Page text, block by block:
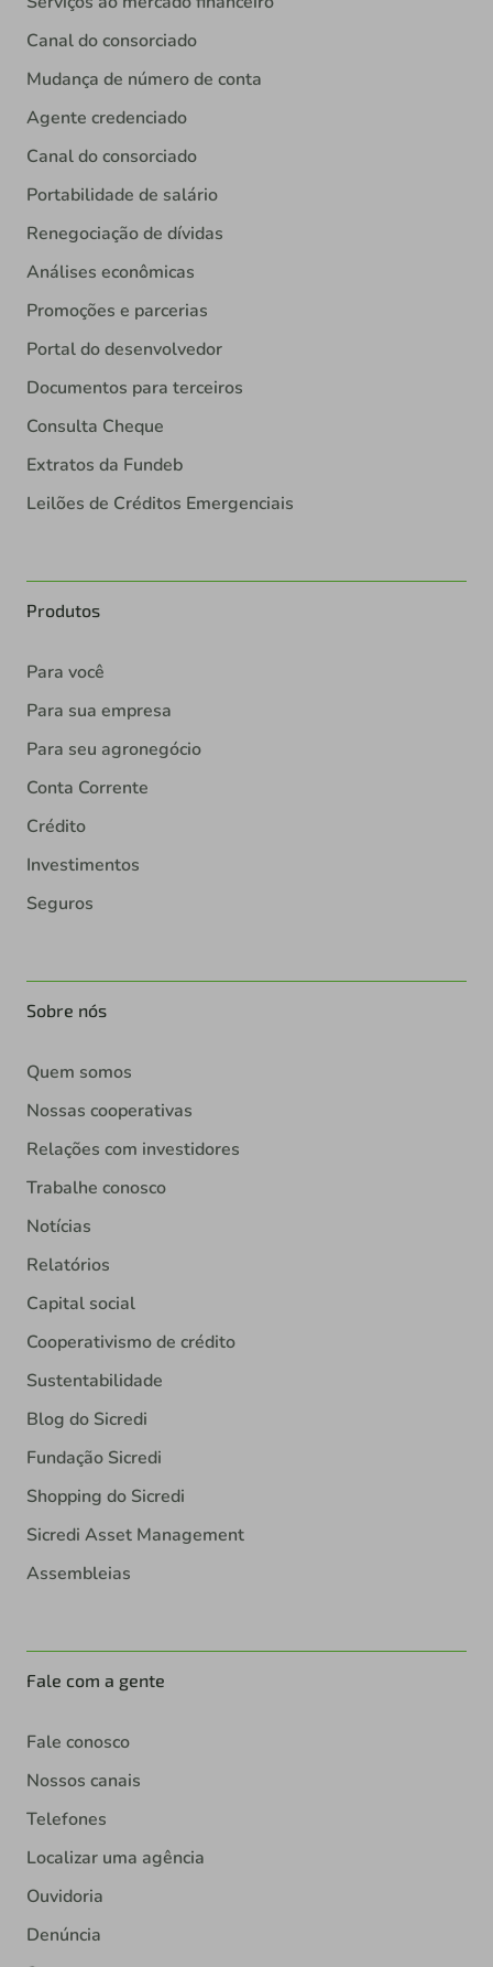
Canal do consorciado
Mudança de número de conta
Agente credenciado
Canal do consorciado
Portabilidade de salário
Renegociação de dívidas
Análises econômicas
Promoções e parcerias
Portal do desenvolvedor
Documentos para terceiros
Consulta Cheque
Extratos da Fundeb
Leilões de Créditos Emergenciais
Produtos
Para você
Para sua empresa
Para seu agronegócio
Conta Corrente
Crédito
Investimentos
Seguros
Sobre nós
Quem somos
Nossas cooperativas
Relações com investidores
Trabalhe conosco
Notícias
Relatórios
Capital social
Cooperativismo de crédito
Sustentabilidade
Blog do Sicredi
Fundação Sicredi
Shopping do Sicredi
Sicredi Asset Management
Assembleias
Fale com a gente
Fale conosco
Nossos canais
Telefones
Localizar uma agência
Ouvidoria
Denúncia